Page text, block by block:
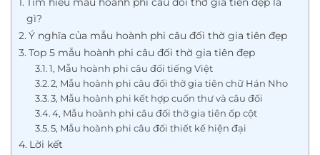
gì?
Ý nghĩa của mẫu hoành phi câu đối thờ gia tiên đẹp
Top 5 mẫu hoành phi câu đối thờ gia tiên đẹp
1, Mẫu hoành phi câu đối tiếng Việt
2, Mẫu hoành phi câu đối thờ gia tiên chữ Hán Nho
3, Mẫu hoành phi kết hợp cuốn thư và câu đối
4, Mẫu hoành phi câu đối thờ gia tiên ốp cột
5, Mẫu hoành phi câu đối thiết kế hiện đại
Lời kết